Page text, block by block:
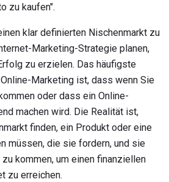
zu kaufen".
klar definierten Nischenmarkt zu
Marketing-Strategie planen,
zu erzielen. Das häufigste
Marketing ist, dass wenn Sie
oder dass ein Online-
machen wird. Die Realität ist,
finden, ein Produkt oder eine
müssen, die sie fordern, und sie
kommen, um einen finanziellen
zu erreichen.